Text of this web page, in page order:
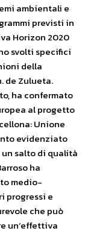
ambientali e
previsti in
Horizon 2020
svolti specifici
della
de Zulueta.
ha confermato
al progetto
Unione
evidenziato
salto di qualità
ha
medio-
progressi e
che può
un’effettiva